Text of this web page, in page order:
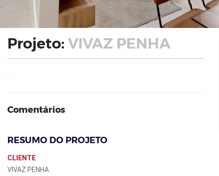
Projeto: VIVAZ PENHA
Comentários
RESUMO DO PROJETO
CLIENTE
VIVAZ PENHA